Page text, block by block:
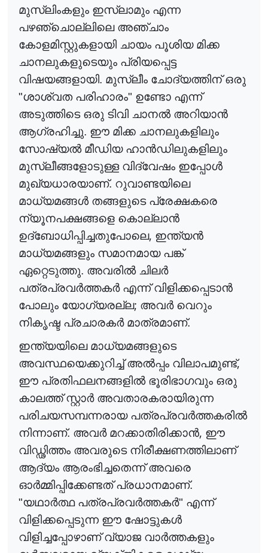
മുസ്‌ലിംകളും ഇസ്‌ലാമും എന്ന
പഴഞ്ചൊല്ലിലെ അഞ്ചാം
കോളമിസ്റ്റുകളായി ചായം പൂശിയ മിക്ക
ചാനലുകളുടെയും പ്രിയപ്പെട്ട
വിഷയങ്ങളായി. മുസ്ലീം ചോദ്യത്തിന് ഒരു
"ശാശ്വത പരിഹാരം" ഉണ്ടോ എന്ന്
അടുത്തിടെ ഒരു ടിവി ചാനൽഅറിയാൻ
ആഗ്രഹിച്ചു. ഈ മിക്ക ചാനലുകളിലും
സോഷ്യൽമീഡിയ ഹാൻഡിലുകളിലും
മുസ്ലീങ്ങളോടുള്ള വിദ്വേഷം ഇപ്പോൾ
മുഖ്യധാരയാണ്. റുവാണ്ടയിലെ
മാധ്യമങ്ങൾ തങ്ങളുടെ പ്രേക്ഷകരെ
ന്യൂനപക്ഷങ്ങളെ കൊല്ലാൻ
ഉദ്‌ബോധിപ്പിച്ചതുപോലെ, ഇന്ത്യൻ
മാധ്യമങ്ങളും സമാനമായ പങ്ക്
ഏറ്റെടുത്തു. അവരിൽചിലർ
പത്രപ്രവർത്തകർഎന്ന് വിളിക്കപ്പെടാൻ
പോലും യോഗ്യരല്ല; അവർവെറും
നികൃഷ്ട പ്രചാരകർമാത്രമാണ്.
ഇന്ത്യയിലെ മാധ്യമങ്ങളുടെ
അവസ്ഥയെക്കുറിച്ച് അൽപ്പം വിലാപമുണ്ട്,
ഈ പ്രതിഫലനങ്ങളിൽഭൂരിഭാഗവും ഒരു
കാലത്ത് സ്റ്റാർഅവതാരകരായിരുന്ന
പരിചയസമ്പന്നരായ പത്രപ്രവർത്തകരിൽ
നിന്നാണ്. അവർമറക്കാതിരിക്കാൻ, ഈ
വിഡ്ഢിത്തം അവരുടെ നിരീക്ഷണത്തിലാണ്
ആദ്യം ആരംഭിച്ചതെന്ന് അവരെ
ഓർമ്മിപ്പിക്കേണ്ടത്പ്രധാനമാണ്.
"യഥാർത്ഥപത്രപ്രവർത്തകർ" എന്ന്
വിളിക്കപ്പെടുന്ന ഈ ഷോട്ടുകൾ
വിളിച്ചപ്പോഴാണ് വ്യാജ വാർത്തകളും